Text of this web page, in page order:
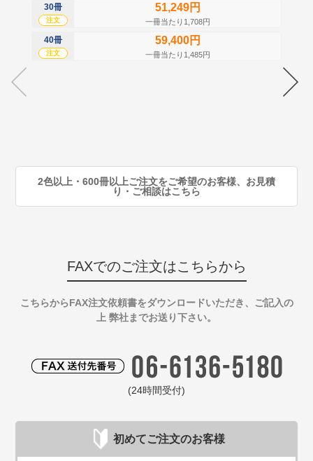
30冊
注文
51,249円
一冊当たり1,708円
40冊
注文
59,400円
一冊当たり1,485円
2色以上・600冊以上ご注文をご希望のお客様、お見積
り・ご相談はこちら
FAXでのご注文はこちらから
こちらからFAX注文依頼書をダウンロードいただき、ご記入の
上 弊社までお送り下さい。
(24時間受付)
初めてご注文のお客様